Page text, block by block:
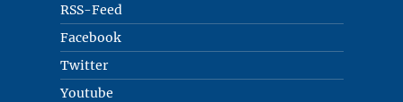
RSS-Feed
Facebook
Twitter
Youtube